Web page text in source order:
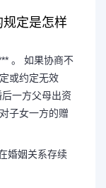
定是怎样
。 如果协商不
或约定无效
一方父母出资
子女一方的赠
婚姻关系存续